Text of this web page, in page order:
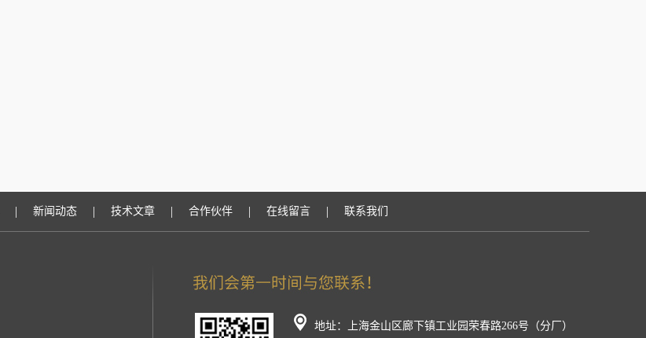
| 新闻动态 | 技术文章 | 合作伙伴 | 在线留言 | 联系我们
地址：上海金山区廊下镇工业园荣春路266号（分厂）